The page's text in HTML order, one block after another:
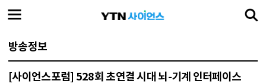
방송정보
[사이언스포럼] 528회 초연결 시대 뇌-기계 인터페이스